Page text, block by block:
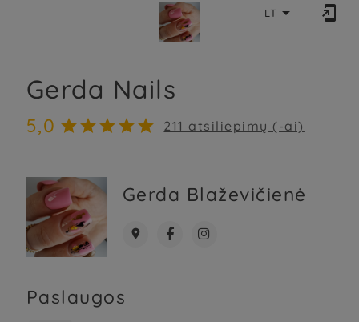
LT  
Gerda Nails
5,0  211 atsiliepimų (-ai)
Gerda Blaževičienė
  
Paslaugos